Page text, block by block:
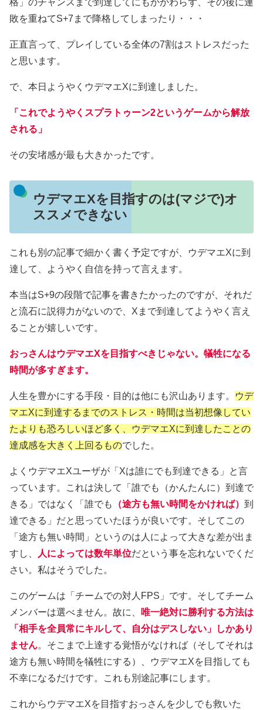
格」のチャンスまで到達してにもかかわらず、その後に連
敗を重ねてS+7まで降格してしまったり・・・
正直言って、プレイしている全体の7割はストレスだった
と思います。
で、本日ようやくウデマエXに到達しました。
「これでようやくスプラトゥーン2というゲームから解放
される」
その安堵感が最も大きかったです。
ウデマエXを目指すのは(マジで)オ
ススメできない
これも別の記事で細かく書く予定ですが、ウデマエXに到
達して、ようやく自信を持って言えます。
本当はS+9の段階で記事を書きたかったのですが、それだ
と流石に説得力がないので、Xまで到達してようやく言え
ることが嬉しいです。
おっさんはウデマエXを目指すべきじゃない。犠牲になる
時間が多すぎます。
人生を豊かにする手段・目的は他にも沢山あります。
ウデ
マエXに到達するまでのストレス・時間は当初想像してい
たよりも恐ろしいほど多く、ウデマエXに到達したことの
達成感を大きく上回るものでした。
よくウデマエXユーザが「Xは誰にでも到達できる」と言
っています。これは決して「誰でも（かんたんに）到達で
きる」ではなく「誰でも
（途方も無い時間をかければ） 到
達できる」だと思っていたほうが良いです。そしてこの
「途方も無い時間」というのは人によって大きな差が出ま
すし、
人によっては数年単位だという事を忘れないでくだ
さい。私はそうでした。
このゲームは「チームでの対人FPS」です。そしてチーム
メンバーは選べません。故に、
唯一絶対に勝利する方法は
「相手を全員常にキルして、自分はデスしない」しかあり
ません。そこまで上達する覚悟がなければ（そしてそれは
途方も無い時間を犠牲にする）、ウデマエXを目指しても
不幸になるだけです。これも別途記事にします。
これからウデマエXを目指すおっさんを少しでも救いた